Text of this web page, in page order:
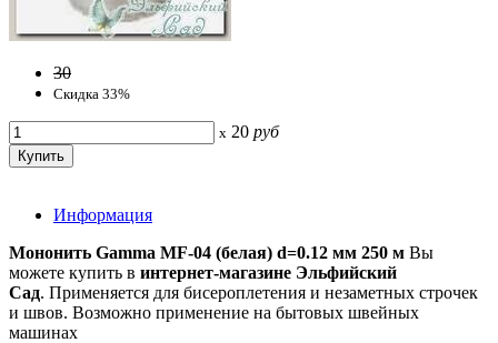
30
Скидка 33%
x 20 руб
Информация
Мононить Gamma MF-04 (белая) d=0.12 мм 250 м Вы
можете купить в интернет-магазине Эльфийский
Сад. Применяется для бисероплетения и незаметных строчек
и швов. Возможно применение на бытовых швейных
машинах